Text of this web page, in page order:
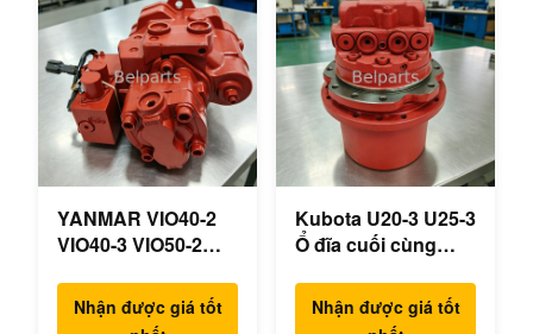
YANMAR VIO40-2
VIO40-3 VIO50-2
VIO55-3 Máy bơm
thủy lực chính OEM
Nhận được giá tốt
Kubota U20-3 U25-3
Ổ đĩa cuối cùng
230F Động cơ du
lịch OEM B0240-
Nhận được giá tốt